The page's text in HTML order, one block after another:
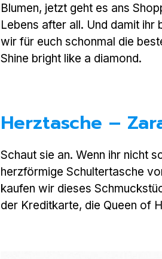
Blumen, jetzt geht es ans
Lebens after all. Und damit ihr
wir für euch schonmal die
Shine bright like a diamond.
Herztasche –
Schaut sie an. Wenn ihr nicht
herzförmige Schultertasche
kaufen wir dieses
der Kreditkarte, die Queen of